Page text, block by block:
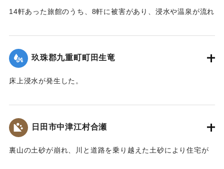
14軒あった旅館のうち、8軒に被害があり、浸水や温泉が流れ
た。
｜固有コード:01215073
玖珠郡九重町町田生竜
床上浸水が発生した。
2020/7/6｜固有コード:01215069
日田市中津江村合瀬
裏山の土砂が崩れ、川と道路を乗り越えた土砂により住宅が